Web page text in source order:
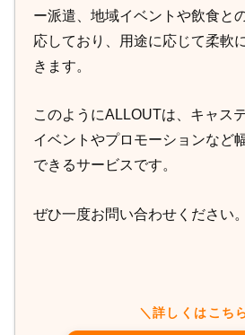
ー派遣、地域イベントや飲食と
応しており、用途に応じて柔軟
きます。
このようにALLOUTは、キャス
イベントやプロモーションなど
できるサービスです。
ぜひ一度お問い合わせください。
＼詳しくはこち